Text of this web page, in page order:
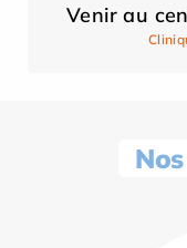
Venir au